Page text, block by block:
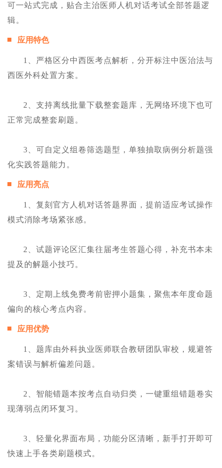
可一站式完成，贴合主治医师人机对话考试全部答题逻
辑。
应用特色
1、严格区分中西医考点解析，分开标注中医治法与
西医外科处置方案。
2、支持离线批量下载整套题库，无网络环境下也可
正常完成整套刷题。
3、可自定义组卷筛选题型，单独抽取病例分析题强
化实践答题能力。
应用亮点
1、复刻官方人机对话答题界面，提前适应考试操作
模式消除考场紧张感。
2、试题评论区汇集往届考生答题心得，补充书本未
提及的解题小技巧。
3、定期上线免费考前密押小题集，聚焦本年度命题
偏向的核心考点内容。
应用优势
1、题库由外科执业医师联合教研团队审校，规避答
案错误与解析偏差问题。
2、智能错题本按考点自动归类，一键重组错题卷实
现薄弱点闭环复习。
3、轻量化界面布局，功能分区清晰，新手打开即可
快速上手各类刷题模式。